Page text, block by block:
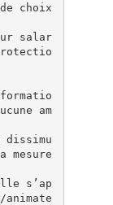
choix
salar
am
s’ap